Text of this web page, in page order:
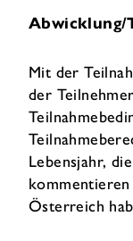
Abwicklung/
Mit der
der
Lebensjahr,
Österreich